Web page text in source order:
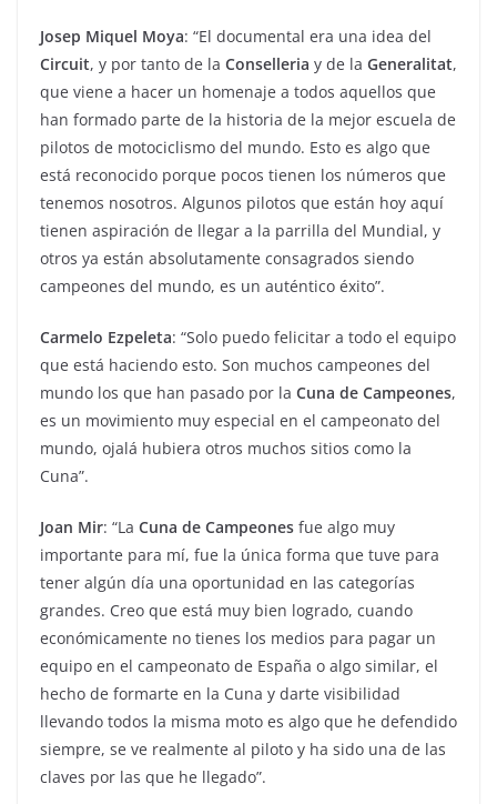
Josep Miquel Moya: “El documental era una idea del
Circuit, y por tanto de la Conselleria y de la Generalitat,
que viene a hacer un homenaje a todos aquellos que
han formado parte de la historia de la mejor escuela de
pilotos de motociclismo del mundo. Esto es algo que
está reconocido porque pocos tienen los números que
tenemos nosotros. Algunos pilotos que están hoy aquí
tienen aspiración de llegar a la parrilla del Mundial, y
otros ya están absolutamente consagrados siendo
campeones del mundo, es un auténtico éxito”.
Carmelo Ezpeleta: “Solo puedo felicitar a todo el equipo
que está haciendo esto. Son muchos campeones del
mundo los que han pasado por la Cuna de Campeones,
es un movimiento muy especial en el campeonato del
mundo, ojalá hubiera otros muchos sitios como la
Cuna”.
Joan Mir: “La Cuna de Campeones fue algo muy
importante para mí, fue la única forma que tuve para
tener algún día una oportunidad en las categorías
grandes. Creo que está muy bien logrado, cuando
económicamente no tienes los medios para pagar un
equipo en el campeonato de España o algo similar, el
hecho de formarte en la Cuna y darte visibilidad
llevando todos la misma moto es algo que he defendido
siempre, se ve realmente al piloto y ha sido una de las
claves por las que he llegado”.